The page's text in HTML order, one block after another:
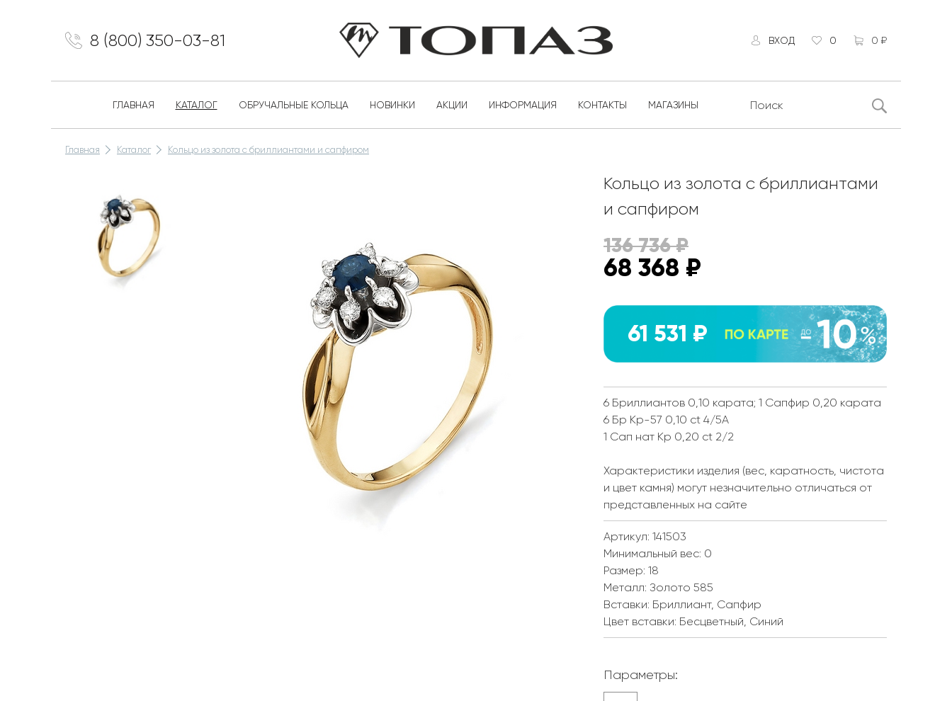
8 (800) 350-03-81 ВХОД 0 0 ₽
ГЛАВНАЯ КАТАЛОГ ОБРУЧАЛЬНЫЕ КОЛЬЦА НОВИНКИ АКЦИИ ИНФОРМАЦИЯ КОНТАКТЫ МАГАЗИНЫ
Главная Каталог Кольцо из золота с бриллиантами и сапфиром
Кольцо из золота с бриллиантами
и сапфиром
136 736₽
68 368 ₽
61 531 ₽
6 Бриллиантов 0,10 карата; 1 Сапфир 0,20 карата
6 Бр Кр-57 0,10 ct 4/5А
1 Сап нат Кр 0,20 ct 2/2
Характеристики изделия (вес, каратность, чистота
и цвет камня) могут незначительно отличаться от
представленных на сайте
Артикул: 141503
Минимальный вес: 0
Размер: 18
Металл: Золото 585
Вставки: Бриллиант, Сапфир
Цвет вставки: Бесцветный, Синий
Параметры: